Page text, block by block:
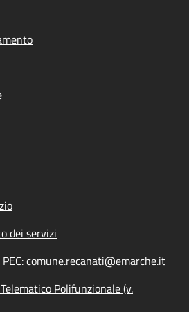
dei servizi
comune.recanati@emarche.it
Polifunzionale (v.